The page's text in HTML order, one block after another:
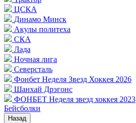
ЦСКА
Динамо Минск
Акулы политеха
СКА
Лада
Ночная лига
Северсталь
Фонбет Неделя Звезд Хоккея 2026
Шанхай Дрэгонс
ФОНБЕТ Неделя звезд хоккея 2023
Бейсболки
Назад